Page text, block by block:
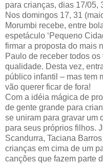
para crianças, dias 17/05,
Nos domingos 17, 31
Morumbi recebe, entre
espetáculo ‘Pequeno
firmar a proposta do mais
Paulo de receber todos
qualidade. Desta vez,
público infantil – mas tem
vão querer ficar de fora!
Com a idéia mágica de
de gente grande para
se uniram para gravar um
para seus próprios filhos.
Scandurra, Taciana
crianças em cima de um
canções que fazem parte